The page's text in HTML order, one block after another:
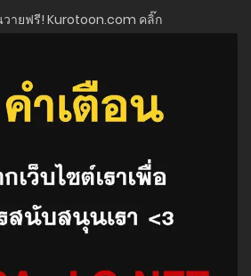
ายฟรี! Kurotoon.com คลิ๊ก